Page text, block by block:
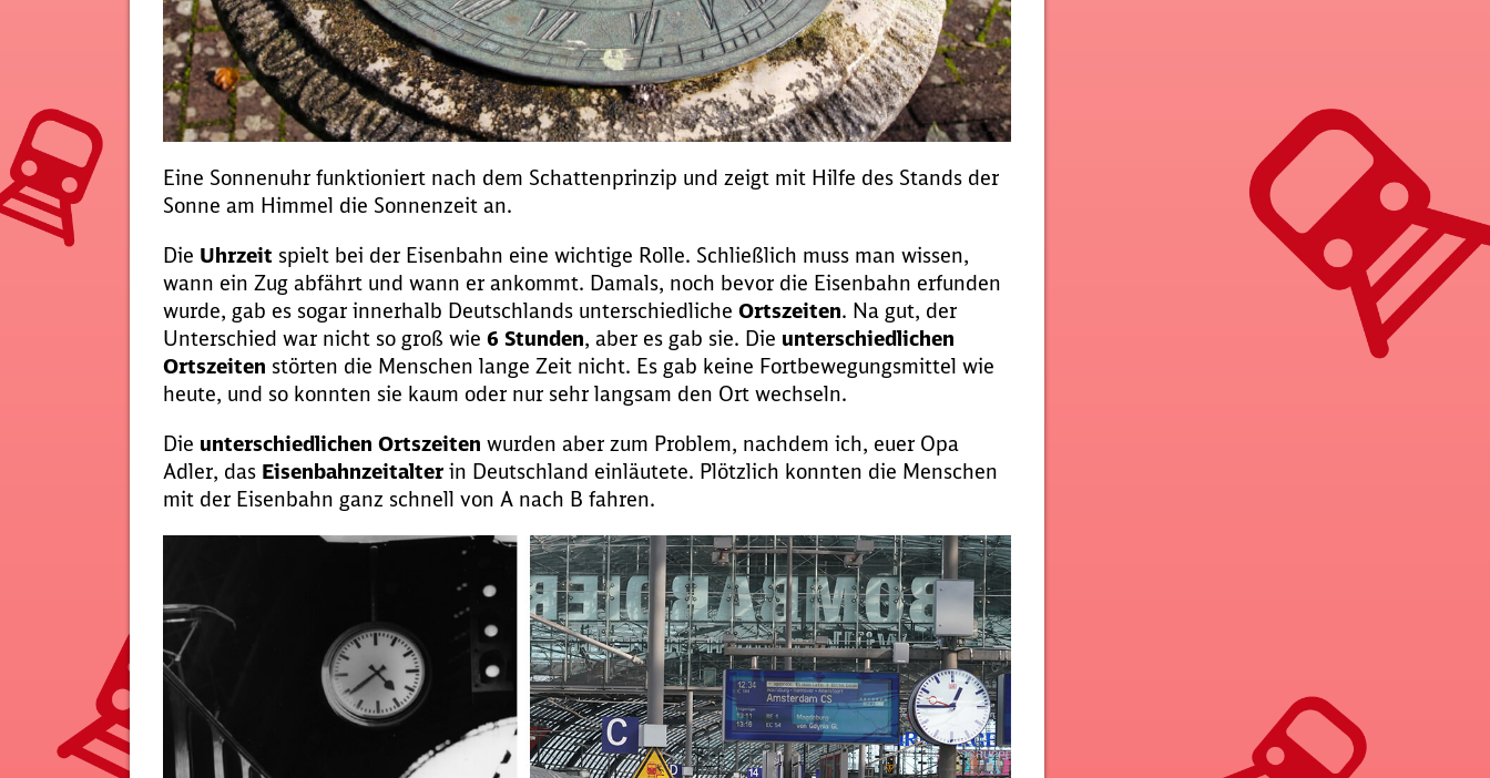
Eine Sonnenuhr funktioniert nach dem Schattenprinzip und zeigt mit Hilfe des Stands der
Sonne am Himmel die Sonnenzeit an.
Die Uhrzeit spielt bei der Eisenbahn eine wichtige Rolle. Schließlich muss man wissen,
wann ein Zug abfährt und wann er ankommt. Damals, noch bevor die Eisenbahn erfunden
wurde, gab es sogar innerhalb Deutschlands unterschiedliche Ortszeiten. Na gut, der
Unterschied war nicht so groß wie 6 Stunden, aber es gab sie. Die unterschiedlichen
Ortszeiten störten die Menschen lange Zeit nicht. Es gab keine Fortbewegungsmittel wie
heute, und so konnten sie kaum oder nur sehr langsam den Ort wechseln.
Die unterschiedlichen Ortszeiten wurden aber zum Problem, nachdem ich, euer Opa
Adler, das Eisenbahnzeitalter in Deutschland einläutete. Plötzlich konnten die Menschen
mit der Eisenbahn ganz schnell von A nach B fahren.